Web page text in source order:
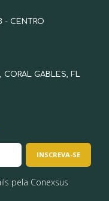
- CENTRO
GABLES, FL
pela Conexsus